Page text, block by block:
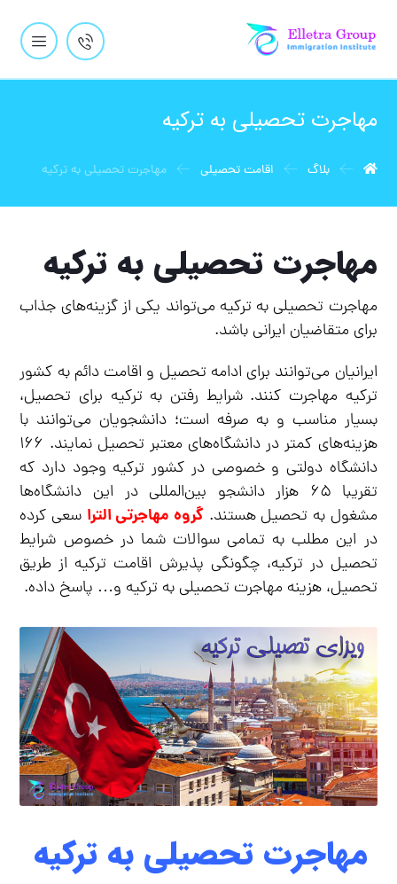
مهاجرت تحصیلی به ترکیه
بلاگ اقامت تحصیلی مهاجرت تحصیلی به ترکیه
مهاجرت تحصیلی به ترکیه
مهاجرت تحصیلی به ترکیه می‌تواند یکی از گزینه‌های جذاب
برای متقاضیان ایرانی باشد.
ایرانیان می‌توانند برای ادامه تحصیل و اقامت دائم به کشور
ترکیه مهاجرت کنند. شرایط رفتن به ترکیه برای تحصیل،
بسیار مناسب و به صرفه است؛ دانشجویان می‌توانند با
هزینه‌های کمتر در دانشگاه‌های معتبر تحصیل نمایند. ۱۶۶
دانشگاه دولتی و خصوصی در کشور ترکیه وجود دارد که
تقریبا ۶۵ هزار دانشجو بین‌المللی در این دانشگاه‌ها
مشغول به تحصیل هستند. گروه مهاجرتی الترا سعی کرده
در این مطلب به تمامی سوالات شما در خصوص شرایط
تحصیل در ترکیه، چگونگی پذیرش اقامت ترکیه از طریق
تحصیل، هزینه مهاجرت تحصیلی به ترکیه و… پاسخ داده.
مهاجرت تحصیلی به ترکیه